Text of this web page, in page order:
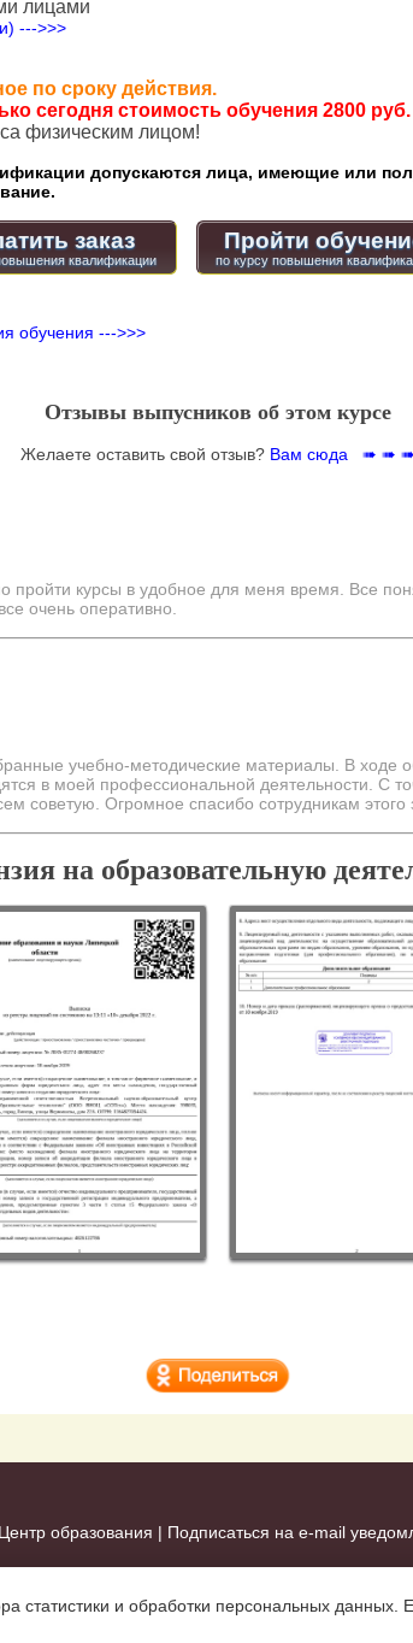
лицами
--->>>
по сроку действия.
сегодня стоимость обучения 2800 руб.
физическим лицом!
допускаются лица, имеющие или
заказ Пройти
обучения --->>>
Отзывы выпусников об этом курсе
Желаете оставить свой отзыв? Вам сюда ➠ ➠ ➠
пройти курсы в удобное для меня время. Все
очень оперативно.
учебно-методические материалы. В ходе
в моей профессиональной деятельности. С
советую. Огромное спасибо сотрудникам этого
на образовательную
Центр образования | Подписаться на e-mail
статистики и обработки персональных данных.